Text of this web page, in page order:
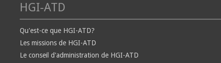
HGI-ATD
Qu'est-ce que HGI-ATD?
Les missions de HGI-ATD
Le conseil d'administration de HGI-ATD